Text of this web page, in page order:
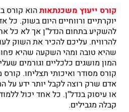
קורס ייעוץ משכנתאותהוא קורס
יוקרתיים ורווחיים היום בשוק. כל
להשקיע בתחום הנדל"ן אך לא כל
להרוויח. עליכם להכיר את השוק
שהיא טובה ומהי השקעה שהיא
המון מושגים כלכליים וגורמים
קורס מסודר ואיכותי תצליחו.
אדם שרק רוצה לקבל יותר ידע על
או עיסוק בנדל"ן. כל אחד יכול
קבלה מגבילים.